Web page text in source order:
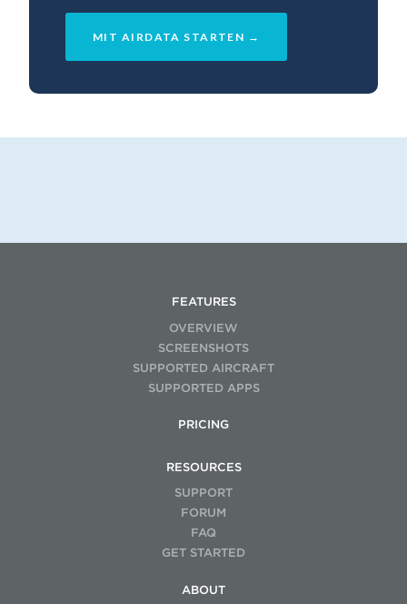
MIT AIRDATA STARTEN →
FEATURES
OVERVIEW
SCREENSHOTS
SUPPORTED AIRCRAFT
SUPPORTED APPS
PRICING
RESOURCES
SUPPORT
FORUM
FAQ
GET STARTED
ABOUT